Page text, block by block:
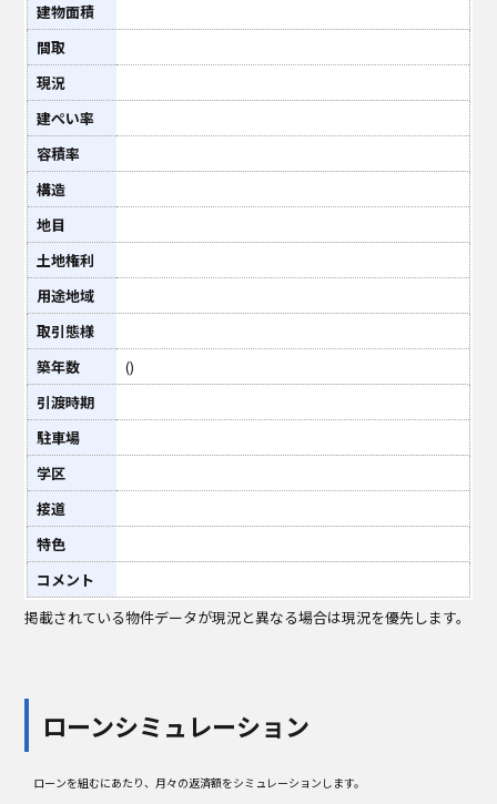
建物面積
間取
現況
建ぺい率
容積率
構造
地目
土地権利
用途地域
取引態様
築年数
()
引渡時期
駐車場
学区
接道
特色
コメント
掲載されている物件データが現況と異なる場合は現況を優先します。
ローンシミュレーション
ローンを組むにあたり、月々の返済額をシミュレーションします。